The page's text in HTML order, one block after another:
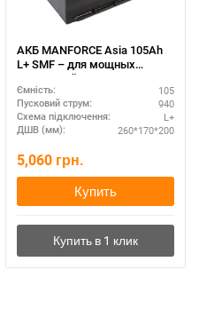
АКБ MANFORCE Asia 105Ah
L+ SMF – для мощных
двигателей
Ємність: 105
Пусковий струм: 940
Схема підключення: L+
ДШВ (мм): 260*170*200
5,060 грн.
Купить
Написати в Telegram